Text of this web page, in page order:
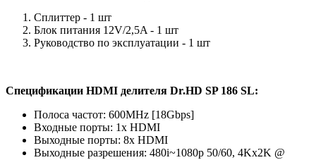
Сплиттер - 1 шт
Блок питания 12V/2,5A - 1 шт
Руководство по эксплуатации - 1 шт
Спецификации HDMI делителя Dr.HD SP 186 SL:
Полоса частот: 600MHz [18Gbps]
Входные порты: 1x HDMI
Выходные порты: 8x HDMI
Выходные разрешения: 480i~1080p 50/60, 4Kx2K @